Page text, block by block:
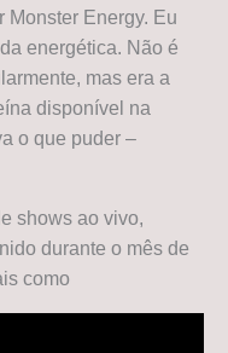
Monster Energy. Eu
energética. Não é
mas era a
disponível na
o que puder –
shows ao vivo,
durante o mês de
como